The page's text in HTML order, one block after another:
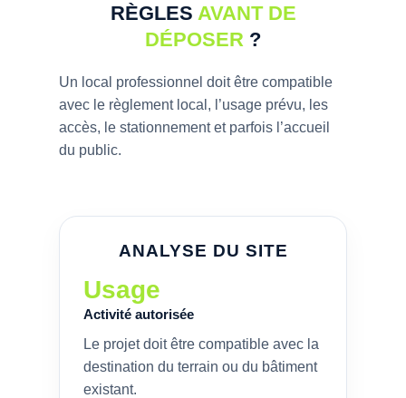
RÈGLES AVANT DE
DÉPOSER ?
Un local professionnel doit être compatible
avec le règlement local, l’usage prévu, les
accès, le stationnement et parfois l’accueil
du public.
ANALYSE DU SITE
Usage
Activité autorisée
Le projet doit être compatible avec la
destination du terrain ou du bâtiment
existant.